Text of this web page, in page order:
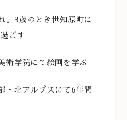
3歳のとき世知原町に
ごす
術学院にて絵画を学ぶ
・北アルプスにて6年間